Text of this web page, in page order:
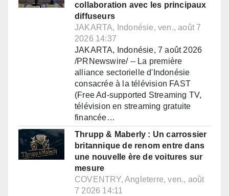
collaboration avec les principaux
diffuseurs
JAKARTA, Indonésie, ven., août 7
2026 14:37
JAKARTA, Indonésie, 7 août 2026
/PRNewswire/ -- La première
alliance sectorielle d'Indonésie
consacrée à la télévision FAST
(Free Ad-supported Streaming TV,
télévision en streaming gratuite
financée…
Thrupp & Maberly : Un carrossier
britannique de renom entre dans
une nouvelle ère de voitures sur
mesure
COVENTRY, Angleterre, ven., août
7 2026 14:11